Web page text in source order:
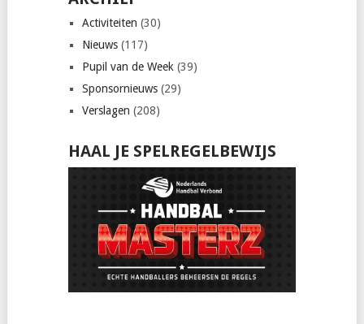
Activiteiten (30)
Nieuws(117)
Pupil van de Week (39)
Sponsornieuws(29)
Verslagen (208)
HAAL JE SPELREGELBEWIJS